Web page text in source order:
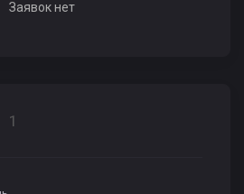
Заявок нет
1